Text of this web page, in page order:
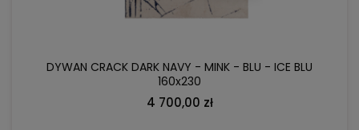
DYWAN CRACK DARK NAVY - MINK - BLU - ICE BLU
160x230
4 700,00 zł